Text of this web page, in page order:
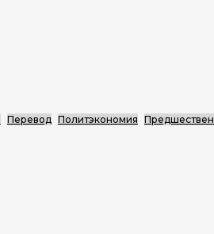
Перевод Политэкономия